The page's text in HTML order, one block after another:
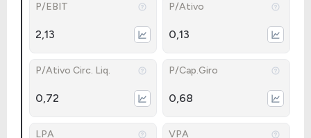
P/EBIT
2,13
P/Ativo
0,13
P/Ativo Circ. Liq.
0,72
P/Cap.Giro
0,68
LPA VPA